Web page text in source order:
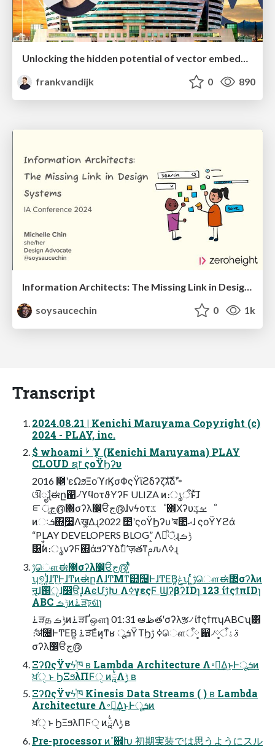
Unlocking the hidden potential of vector embeddings in international SEO
frankvandijk
0 890
Information Architects: The Missing Link in Design Systems
soysaucechin
0 1k
Transcript
2024.08.21 | Kenichi Maruyama Copyright (c)
2024 - PLAY, inc.
$ whoami ؙࢁ ݈Ұ (Kenichi Maruyama) PLAY
CLOUD ຊ෦ ςοΫϦʔυ
2016 ೥ʹεΩϧΞοϓɾϏσΦςΫϊϩδʔζגࣜձࣾʹ৽
ଔೖࣾɻಈը഑৴ϓϥοτϑΥʔϜ ULIZA ͷ։ൃऀͱͯ͠ɺ
ೝূج൫΍σʔλ෼ੳج൫ɺνϟοτػೳ΍Χʔυܾࡁػೳ
ͷઃܭ΍࣮૷Λख͕͚Δɻ2022 ೥ʹςοΫϦʔυʹब೚ޙɺ ςοΫϒϩά
“PLAY DEVELOPERS BLOG” Λ্ཱͪ͛ɻݱࡏ
͸ࣗࣾͷ։ൃνʔϜ΍άϧʔϓձࣾʹٕज़తͳࢧԉΛߦ͏ɻ
ࢹௌಈ޲σʔλ෼ੳج൫ʹ͍ͭͯ
ʮ୭͕ɺ͍ͭɺͲ͜ͰɺͲͷಈըΛɺͲΜͳ୺຤ͰɺͲΕ͘Β͍ݟ͔ͨʯ ͜͏͍ͬͨࢹௌಈ޲σʔλͷ
ऩूɺ஝ੵɺ෼ੳɺ͓ΑͼՄࢹԽ Λߦ͏γεςϜ ϢʔβʔIDɿ 123 ίϯςϯπIDɿ
ABC ݱࡏͷ࠶ੜঢ়ଶɿ
࠶ੜத ݱࡏͷ࠶ੜҐஔɿ 01:31 ఆظతʹσʔλૹ৴ ίϯςϯπʮABCʯ͸
ެ։ॳ೔ͰͲΕ͘Β͍ ࠶ੜ͞Εͨͷ͔ͳʁ ूܭΫΤϦ࣮ߦ ࢹௌऀ༷ ഑৴ࣄۀऀ༷
σʔλ෼ੳج൫
ΞʔΩςΫνϟ֓ཁ ʙ Lambda Architecture Λ࠾༻͢Δ͜ͱͰूܭͷ
ਖ਼֬ੑ ͱ ϦΞϧλΠϜੑ ͷཱ྆Λ࣮ݱ ʙ
ΞʔΩςΫνϟ֓ཁ Kinesis Data Streams ( ) ʙ Lambda
Architecture Λ࠾༻͢Δ͜ͱͰूܭͷ
ਖ਼֬ੑ ͱ ϦΞϧλΠϜੑ ͷཱ྆Λ࣮ݱ ʙ
Pre-processor ͷߴ଎Խ 初期実装では思うようにスル